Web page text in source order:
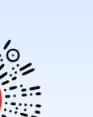
道销售